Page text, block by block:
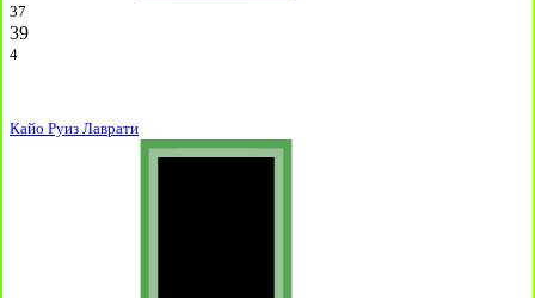
37
39
4
Кайо Руиз Лаврати